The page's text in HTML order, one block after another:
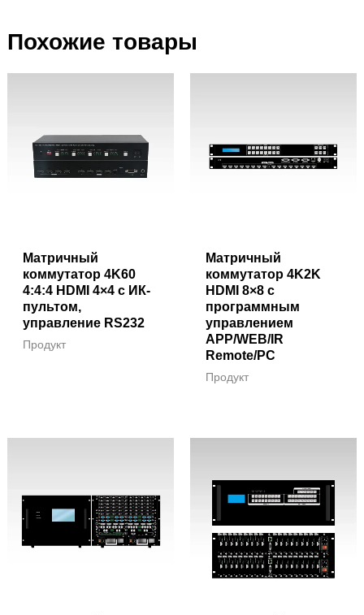
Похожие товары
Матричный
коммутатор 4K60
4:4:4 HDMI 4×4 с ИК-
пультом,
управление RS232
Продукт
Матричный
коммутатор 4K2K
HDMI 8×8 с
программным
управлением
APP/WEB/IR
Remote/PC
Продукт